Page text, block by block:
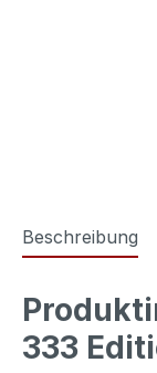
Beschreibung
333